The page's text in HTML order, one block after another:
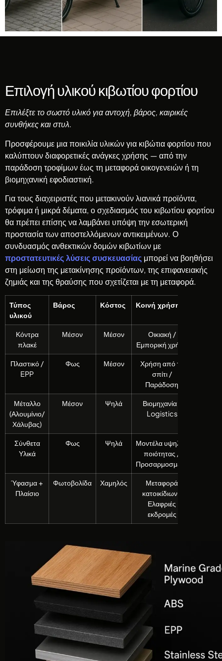
Επιλογή υλικού κιβωτίου φορτίου
Επιλέξτε το σωστό υλικό για αντοχή, βάρος, καιρικές
συνθήκες και στυλ.
Προσφέρουμε μια ποικιλία υλικών για κιβώτια φορτίου που
καλύπτουν διαφορετικές ανάγκες χρήσης — από την
παράδοση τροφίμων έως τη μεταφορά οικογενειών ή τη
βιομηχανική εφοδιαστική.
Για τους διαχειριστές που μετακινούν λιανικά προϊόντα,
τρόφιμα ή μικρά δέματα, ο σχεδιασμός του κιβωτίου φορτίου
θα πρέπει επίσης να λαμβάνει υπόψη την εσωτερική
προστασία των αποστελλόμενων αντικειμένων. Ο
συνδυασμός ανθεκτικών δομών κιβωτίων με
προστατευτικές λύσεις συσκευασίας μπορεί να βοηθήσει
στη μείωση της μετακίνησης προϊόντων, της επιφανειακής
ζημιάς και της θραύσης που σχετίζεται με τη μεταφορά.
Τύπος
υλικού
Βάρος Κόστος Κοινή χρήση
Κόντρα
πλακέ
Μέσον Μέσον
Οικιακή /
Εμπορική χρήση
Πλαστικό /
EPP
Φως Μέσον
Χρήση από το
σπίτι /
Παράδοση
Μέταλλο
(Αλουμίνιο/
Χάλυβας)
Μέσον Ψηλά
Βιομηχανία /
Logistics
Σύνθετα
Υλικά
Φως Ψηλά
Μοντέλα υψηλής
ποιότητας /
Προσαρμοσμένα
Ύφασμα +
Πλαίσιο
Φωτοβολίδα Χαμηλός
Μεταφορά
κατοικίδιων /
Ελαφριές
εκδρομές